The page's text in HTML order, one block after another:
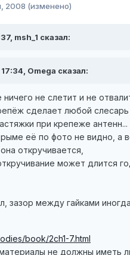
2008 (изменено)
msh_1 сказал:
Omega сказал:
ничего не слетит и не
сделает любой
при крепеже антенн...
рыме её по фото не видно, а
откручивается,
может длится
зазор между гайками
book/2ch1-7.html
не должны иметь